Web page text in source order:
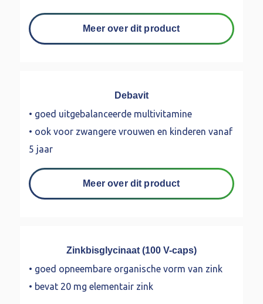
Meer over dit product
Debavit
• goed uitgebalanceerde multivitamine
• ook voor zwangere vrouwen en kinderen vanaf
5 jaar
Meer over dit product
Zinkbisglycinaat (100 V-caps)
• goed opneembare organische vorm van zink
• bevat 20 mg elementair zink